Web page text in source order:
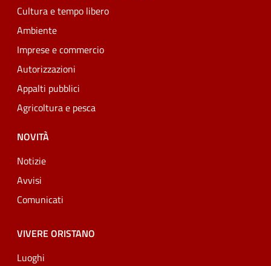
Cultura e tempo libero
Ambiente
Imprese e commercio
Autorizzazioni
Appalti pubblici
Agricoltura e pesca
NOVITÀ
Notizie
Avvisi
Comunicati
VIVERE ORISTANO
Luoghi